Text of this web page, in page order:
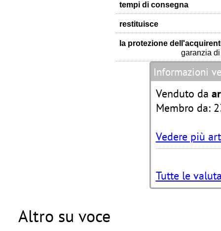
tempi di consegna
restituisce
la protezione
garanzia
Informazioni
Venduto da
Membro da:
Vedere più
Tutte le
Altro su voce